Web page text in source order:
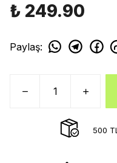
₺ 249.90
Paylaş:
500